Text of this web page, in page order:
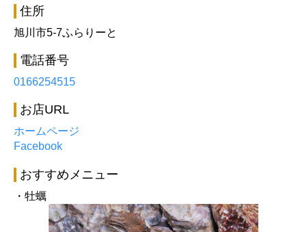
住所
旭川市5-7ふらりーと
電話番号
0166254515
お店URL
ホームページ
Facebook
おすすめメニュー
・牡蠣